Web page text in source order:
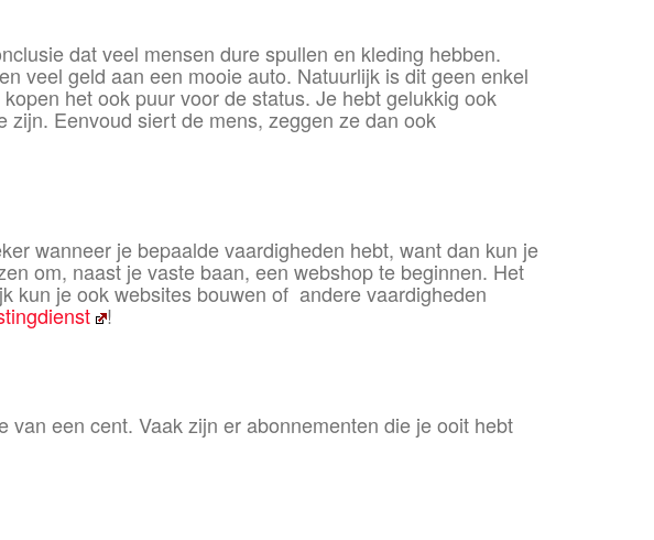
dat veel mensen dure spullen en kleding hebben.
veel geld aan een mooie auto. Natuurlijk is dit geen enkel
het ook puur voor de status. Je hebt gelukkig ook
zijn. Eenvoud siert de mens, zeggen ze dan ook
wanneer je bepaalde vaardigheden hebt, want dan kun je
om, naast je vaste baan, een webshop te beginnen. Het
kun je ook websites bouwen of andere vaardigheden
!
een cent. Vaak zijn er abonnementen die je ooit hebt